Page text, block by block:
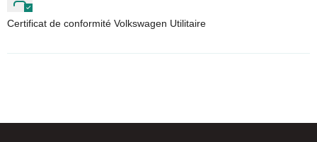
Certificat de conformité Volkswagen Utilitaire